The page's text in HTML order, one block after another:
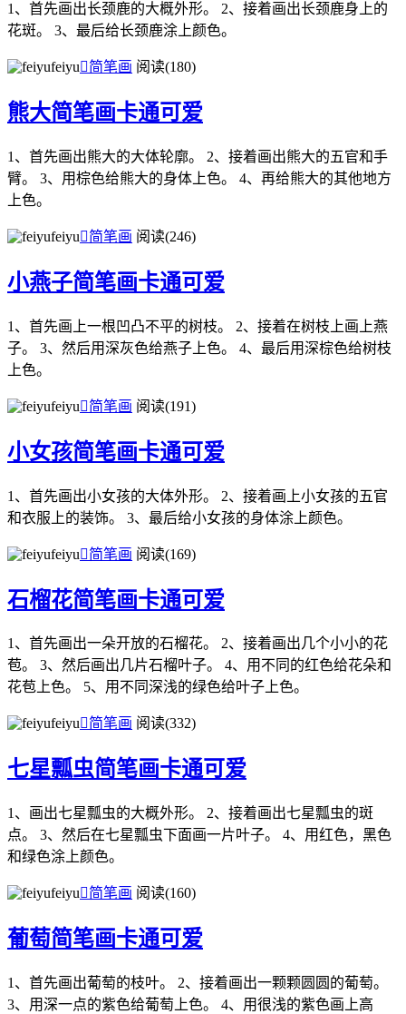
1、首先画出长颈鹿的大概外形。 2、接着画出长颈鹿身上的
花斑。 3、最后给长颈鹿涂上颜色。
feiyu简笔画 阅读(180)
熊大简笔画卡通可爱
1、首先画出熊大的大体轮廓。 2、接着画出熊大的五官和手
臂。 3、用棕色给熊大的身体上色。 4、再给熊大的其他地方
上色。
feiyu简笔画 阅读(246)
小燕子简笔画卡通可爱
1、首先画上一根凹凸不平的树枝。 2、接着在树枝上画上燕
子。 3、然后用深灰色给燕子上色。 4、最后用深棕色给树枝
上色。
feiyu简笔画 阅读(191)
小女孩简笔画卡通可爱
1、首先画出小女孩的大体外形。 2、接着画上小女孩的五官
和衣服上的装饰。 3、最后给小女孩的身体涂上颜色。
feiyu简笔画 阅读(169)
石榴花简笔画卡通可爱
1、首先画出一朵开放的石榴花。 2、接着画出几个小小的花
苞。 3、然后画出几片石榴叶子。 4、用不同的红色给花朵和
花苞上色。 5、用不同深浅的绿色给叶子上色。
feiyu简笔画 阅读(332)
七星瓢虫简笔画卡通可爱
1、画出七星瓢虫的大概外形。 2、接着画出七星瓢虫的斑
点。 3、然后在七星瓢虫下面画一片叶子。 4、用红色，黑色
和绿色涂上颜色。
feiyu简笔画 阅读(160)
葡萄简笔画卡通可爱
1、首先画出葡萄的枝叶。 2、接着画出一颗颗圆圆的葡萄。
3、用深一点的紫色给葡萄上色。 4、用很浅的紫色画上高